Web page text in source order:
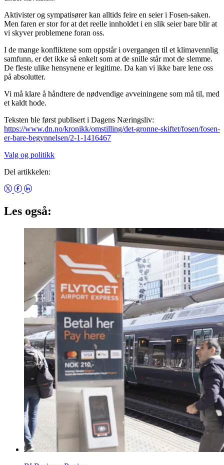
Aktivister og sympatisører kan alltids feire en seier i Fosen-saken.
Men faren er stor for at det reelle innholdet i en slik seier bare blir at
vi skyver problemene foran oss.
I de mange konfliktene som oppstår i overgangen til et klimavennlig
samfunn, er det ikke så enkelt som at de snille står mot de slemme.
De fleste ulike hensynene er legitime. Da kan vi ikke bare lene oss
på absolutter.
Vi må klare å håndtere de nødvendige avveiningene som må til, med
et kaldt hode.
Teksten ble først publisert i Dagens Næringsliv:
https://www.dn.no/kronikk/omstilling/det-gronne-skiftet/fosen/fosen-
er-bare-begynnelsen/2-1-1416467
Valg og politikk
Del artikkelen:
Les også: